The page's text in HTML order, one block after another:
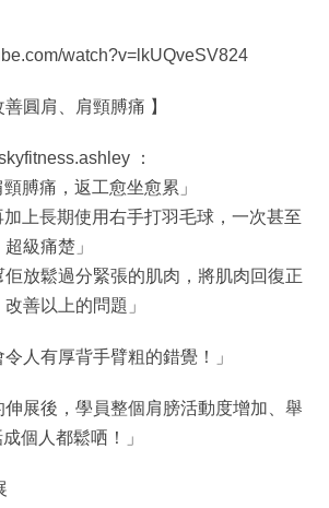
watch?v=lkUQveSV824
圓肩、肩頸膊痛 】
：
膊痛，返工愈坐愈累」
上長期使用右手打羽毛球，一次甚至
級痛楚」
佢放鬆過分緊張的肌肉，將肌肉回復正
善以上的問題」
令人有厚背手臂粗的錯覺！」
伸展後，學員整個肩膀活動度增加、舉
個人都鬆哂！」